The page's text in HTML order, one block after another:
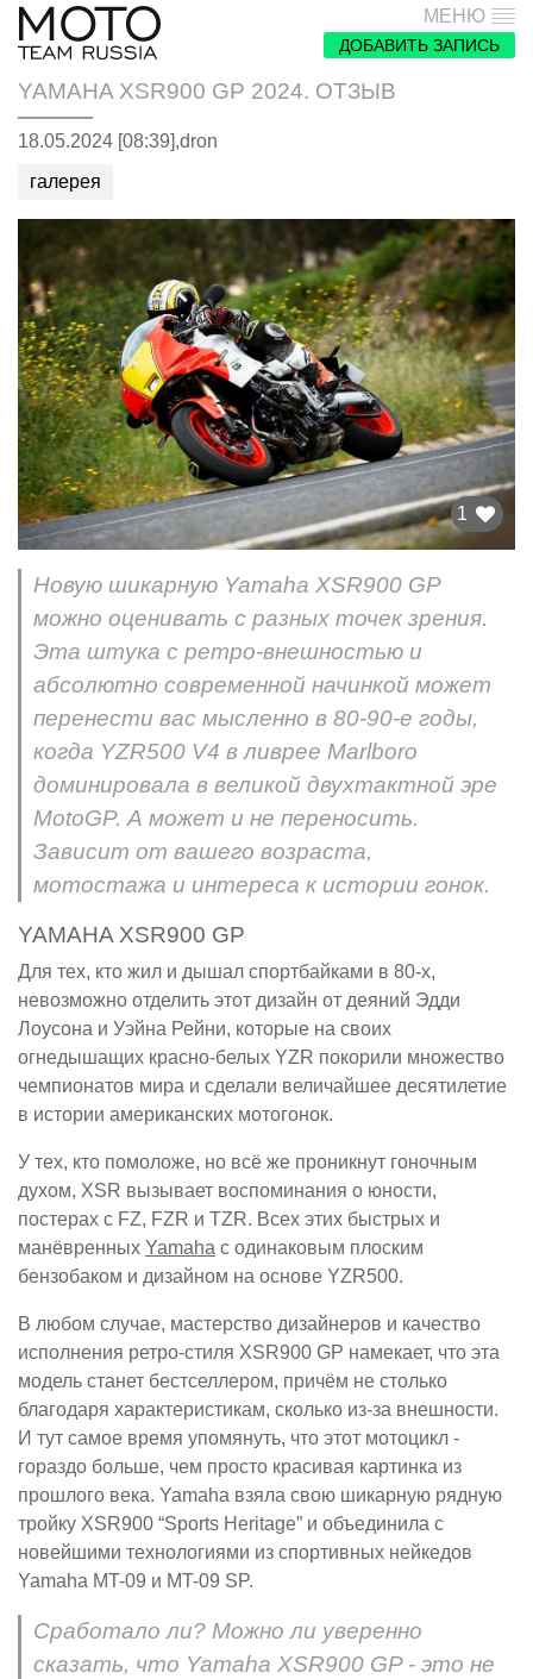
МЕНЮ
ДОБАВИТЬ ЗАПИСЬ
YAMAHA XSR900 GP 2024. ОТЗЫВ
18.05.2024 [08:39],dron
галерея
1
Новую шикарную Yamaha XSR900 GP
можно оценивать с разных точек зрения.
Эта штука с ретро-внешностью и
абсолютно современной начинкой может
перенести вас мысленно в 80-90-е годы,
когда YZR500 V4 в ливрее Marlboro
доминировала в великой двухтактной эре
MotoGP. А может и не переносить.
Зависит от вашего возраста,
мотостажа и интереса к истории гонок.
YAMAHA XSR900 GP
Для тех, кто жил и дышал спортбайками в 80-х,
невозможно отделить этот дизайн от деяний Эдди
Лоусона и Уэйна Рейни, которые на своих
огнедышащих красно-белых YZR покорили множество
чемпионатов мира и сделали величайшее десятилетие
в истории американских мотогонок.
У тех, кто помоложе, но всё же проникнут гоночным
духом, XSR вызывает воспоминания о юности,
постерах с FZ, FZR и TZR. Всех этих быстрых и
манёвренных Yamaha с одинаковым плоским
бензобаком и дизайном на основе YZR500.
В любом случае, мастерство дизайнеров и качество
исполнения ретро-стиля XSR900 GP намекает, что эта
модель станет бестселлером, причём не столько
благодаря характеристикам, сколько из-за внешности.
И тут самое время упомянуть, что этот мотоцикл -
гораздо больше, чем просто красивая картинка из
прошлого века. Yamaha взяла свою шикарную рядную
тройку XSR900 “Sports Heritage” и объединила с
новейшими технологиями из спортивных нейкедов
Yamaha MT-09 и MT-09 SP.
Сработало ли? Можно ли уверенно
сказать, что Yamaha XSR900 GP - это не